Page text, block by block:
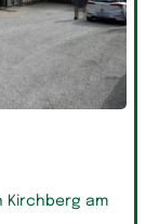
Kirchberg am